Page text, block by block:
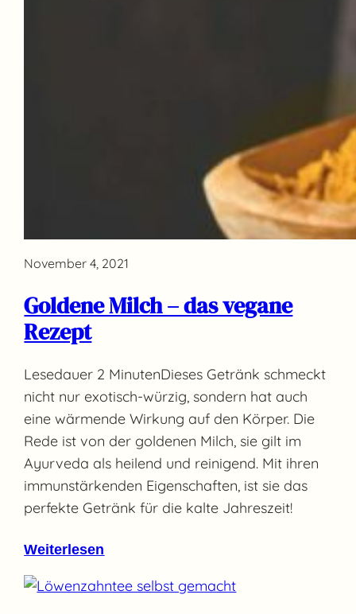
November 4, 2021
Goldene Milch – das vegane
Rezept
Lesedauer 2 MinutenDieses Getränk schmeckt
nicht nur exotisch-würzig, sondern hat auch
eine wärmende Wirkung auf den Körper. Die
Rede ist von der goldenen Milch, sie gilt im
Ayurveda als heilend und reinigend. Mit ihren
immunstärkenden Eigenschaften, ist sie das
perfekte Getränk für die kalte Jahreszeit!
Weiterlesen